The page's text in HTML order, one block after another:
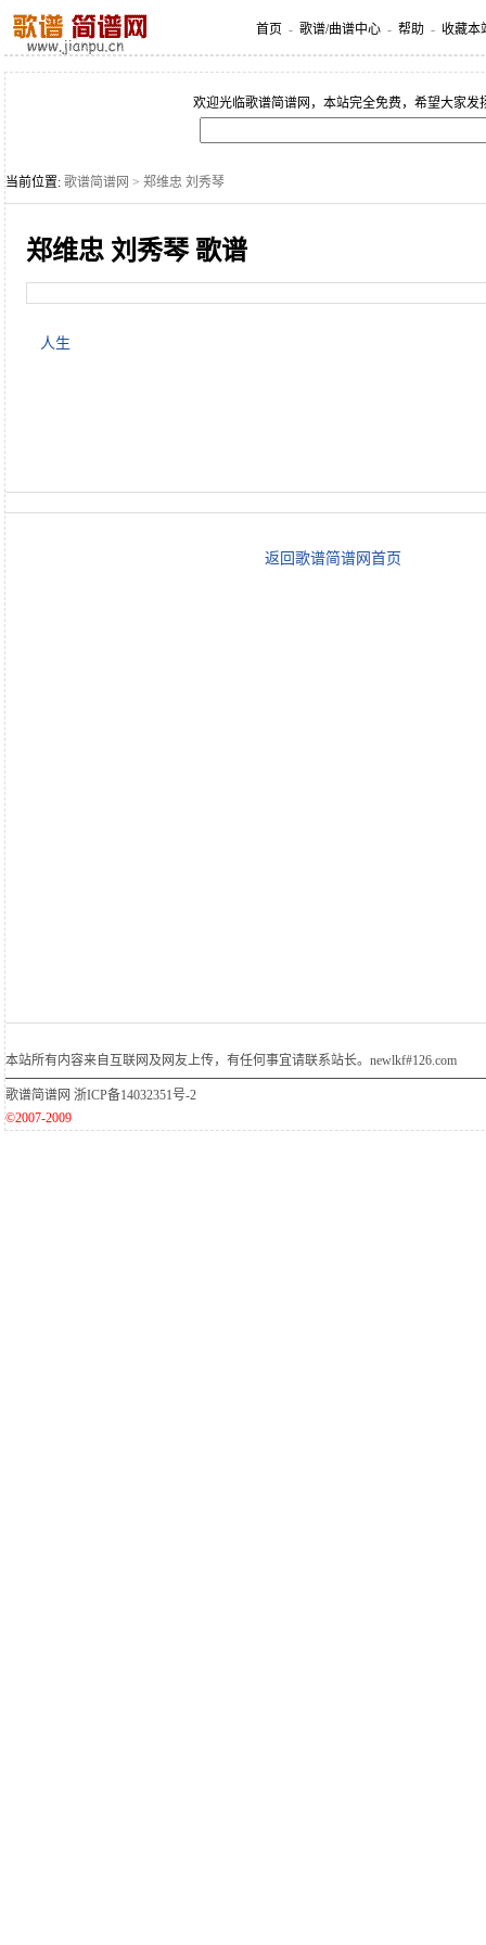
首页 - 歌谱/曲谱中心 - 帮助 - 收藏本
欢迎光临歌谱简谱网，本站完全免费，希望大家发
当前位置: 歌谱简谱网 > 郑维忠 刘秀琴
郑维忠 刘秀琴 歌谱
人生
返回歌谱简谱网首页
本站所有内容来自互联网及网友上传，有任何事宜请联系站长。newlkf#126.com
歌谱简谱网 浙ICP备14032351号-2
©2007-2009